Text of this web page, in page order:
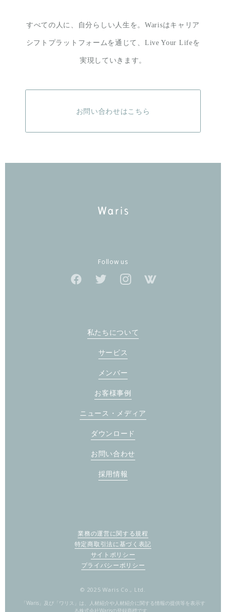
すべての人に、自分らしい人生を。Warisはキャリア
シフトプラットフォームを通じて、 Live Your Lifeを
実現していきます。
お問い合わせはこちら
Follow us
私たちについて
サービス
メンバー
お客様事例
ニュース・メディア
ダウンロード
お問い合わせ
採用情報
業務の運営に関する規程
特定商取引法に基づく表記
サイトポリシー
プライバシーポリシー
© 2025 Waris Co., Ltd.
「Waris」及び「ワリス」は、人材紹介や人材紹介に関する情報の提供等を表示す
る株式会社Warisの登録商標です。